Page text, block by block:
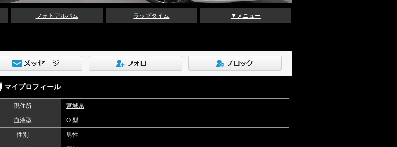
フォトアルバム ラップタイム ▼メニュー
マイプロフィール
現住所 宮城県
血液型 O 型
性別 男性